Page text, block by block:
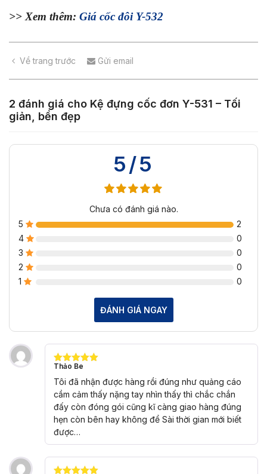
>> Xem thêm: Giá cốc đôi Y-532
Về trang trước Gửi email
2 đánh giá cho Kệ đựng cốc đơn Y-531 – Tối
giản, bền đẹp
5/5
Chưa có đánh giá nào.
5
2
4
0
3
0
2
0
1
0
ĐÁNH GIÁ NGAY
Được xếp
hạng5 5
sao
Thảo Be
Tôi đã nhận được hàng rồi đúng như quảng cáo
cầm cảm thấy nặng tay nhìn thấy thì chắc chắn
đấy còn đóng gói cũng kĩ càng giao hàng đúng
hẹn còn bên hay không để Sài thời gian mới biết
được…